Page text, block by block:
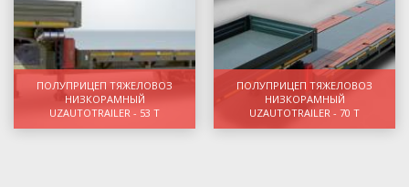
ПОЛУПРИЦЕП ТЯЖЕЛОВОЗ
НИЗКОРАМНЫЙ
UZAUTOTRAILER - 53 Т
ПОЛУПРИЦЕП ТЯЖЕЛОВОЗ
НИЗКОРАМНЫЙ
UZAUTOTRAILER - 70 Т